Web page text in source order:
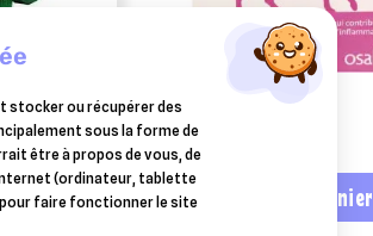
OSALIA
easypill gingiva chat
Ajouter au panier
stocker ou récupérer des
sous la forme de
être à propos de vous, de
(ordinateur, tablette
faire fonctionner le site